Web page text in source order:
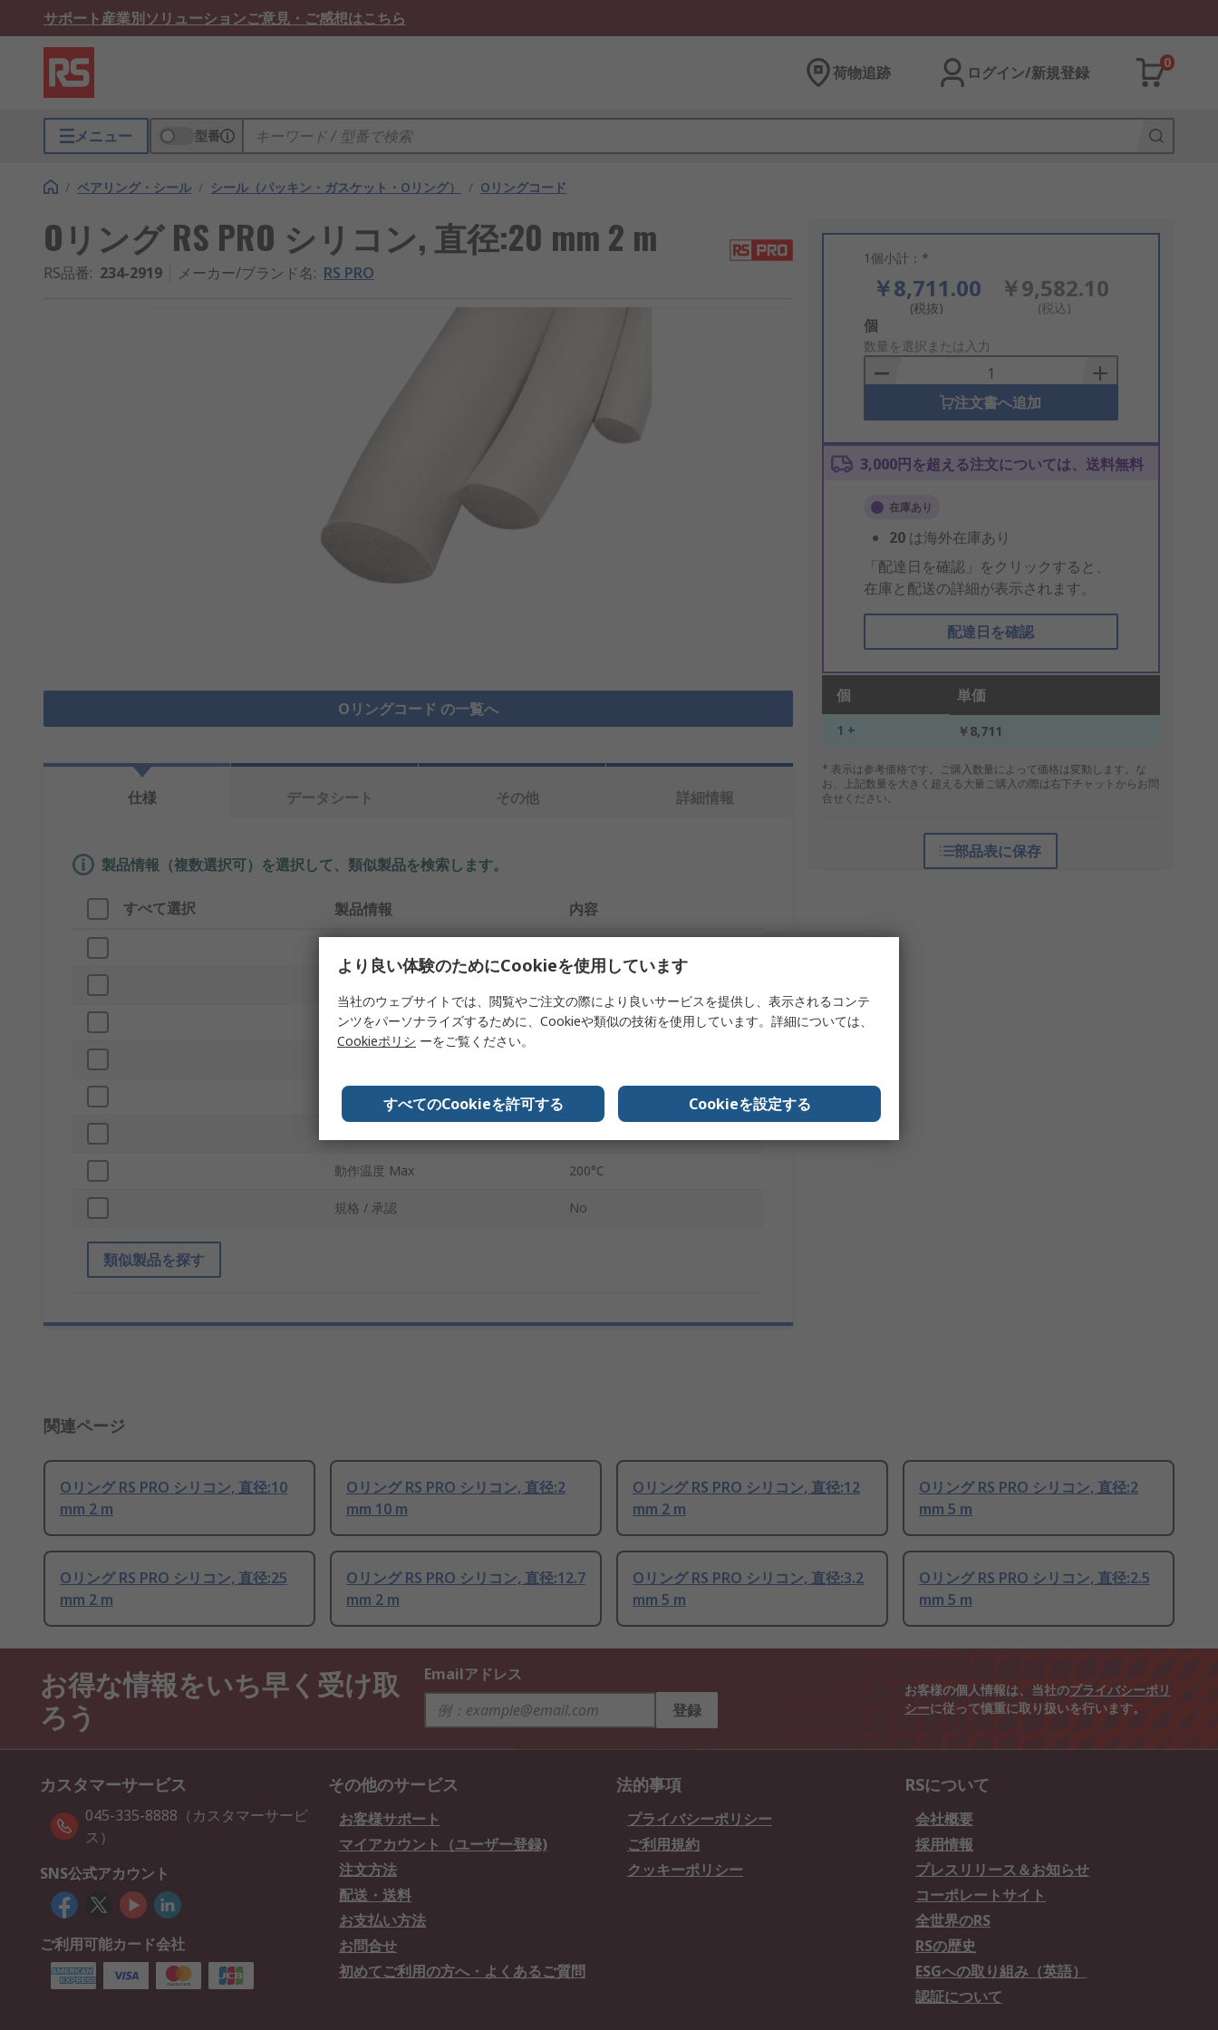
サポート産業別ソリューションご意見・ご感想はこちら
荷物追跡 ログイン/新規登録
0
メニュー 型番
/ ベアリング・シール / シール（パッキン・ガスケット・Oリング） / Oリングコード
Oリング RS PRO シリコン, 直径:20 mm 2 m
RS品番: 234-2919 メーカー/ブランド名: RS PRO
Oリングコード の一覧へ
1個小計：*
￥8,711.00
(税抜)
￥9,582.10
(税込)
Add
to
Basket
個
数量を選択または入力
注文書へ追加
3,000円を超える注文については、送料無料
在庫あり
20 は海外在庫あり
「配達日を確認」をクリックすると、
在庫と配送の詳細が表示されます。
配達日を確認
個 単価
1 + ￥8,711
* 表示は参考価格です。ご購入数量によって価格は変動します。な
お、上記数量を大きく超える大量ご購入の際は右下チャットからお問
合せください。
部品表に保存
仕様 データシート その他 詳細情報
製品情報（複数選択可）を選択して、類似製品を検索します。
すべて選択 製品情報 内容
プロダクトタイプ Oリングコード
長さ
動作温度 Max 200°C
規格 / 承認 No
類似製品を探す
関連ページ
Oリング RS PRO シリコン, 直径:10
mm 2 m
Oリング RS PRO シリコン, 直径:2
mm 10 m
Oリング RS PRO シリコン, 直径:12
mm 2 m
Oリング RS PRO シリコン, 直径:2
mm 5 m
Oリング RS PRO シリコン, 直径:25
mm 2 m
Oリング RS PRO シリコン, 直径:12.7
mm 2 m
Oリング RS PRO シリコン, 直径:3.2
mm 5 m
Oリング RS PRO シリコン, 直径:2.5
mm 5 m
お得な情報をいち早く受け取
ろう
Emailアドレス
登録
お客様の個人情報は、当社のプライバシーポリ
シーに従って慎重に取り扱いを行います。
カスタマーサービス
045-335-8888（カスタマーサービ
ス）
SNS公式アカウント
ご利用可能カード会社
その他のサービス
お客様サポート
マイアカウント（ユーザー登録)
注文方法
配送・送料
お支払い方法
お問合せ
初めてご利用の方へ・よくあるご質問
法的事項
プライバシーポリシー
ご利用規約
クッキーポリシー
RSについて
会社概要
採用情報
プレスリリース＆お知らせ
コーポレートサイト
全世界のRS
RSの歴史
ESGへの取り組み（英語）
認証について
より良い体験のためにCookieを使用しています
当社のウェブサイトでは、閲覧やご注文の際により良いサービスを提供し、表示されるコンテ
ンツをパーソナライズするために、Cookieや類似の技術を使用しています。詳細については、
Cookieポリシ ーをご覧ください。
すべてのCookieを許可する Cookieを設定する